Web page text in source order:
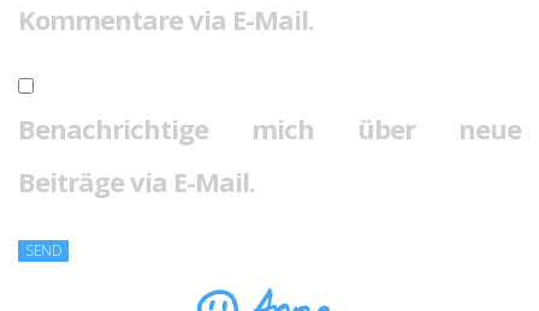
Kommentare via E-Mail.
Benachrichtige mich über neue
Beiträge via E-Mail.